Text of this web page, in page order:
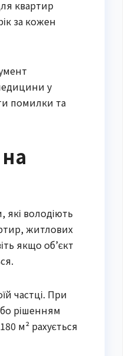
квартир
за кожен
у
помилки та
які володіють
житлових
якщо об’єкт
частці. При
рішенням
м² рахується